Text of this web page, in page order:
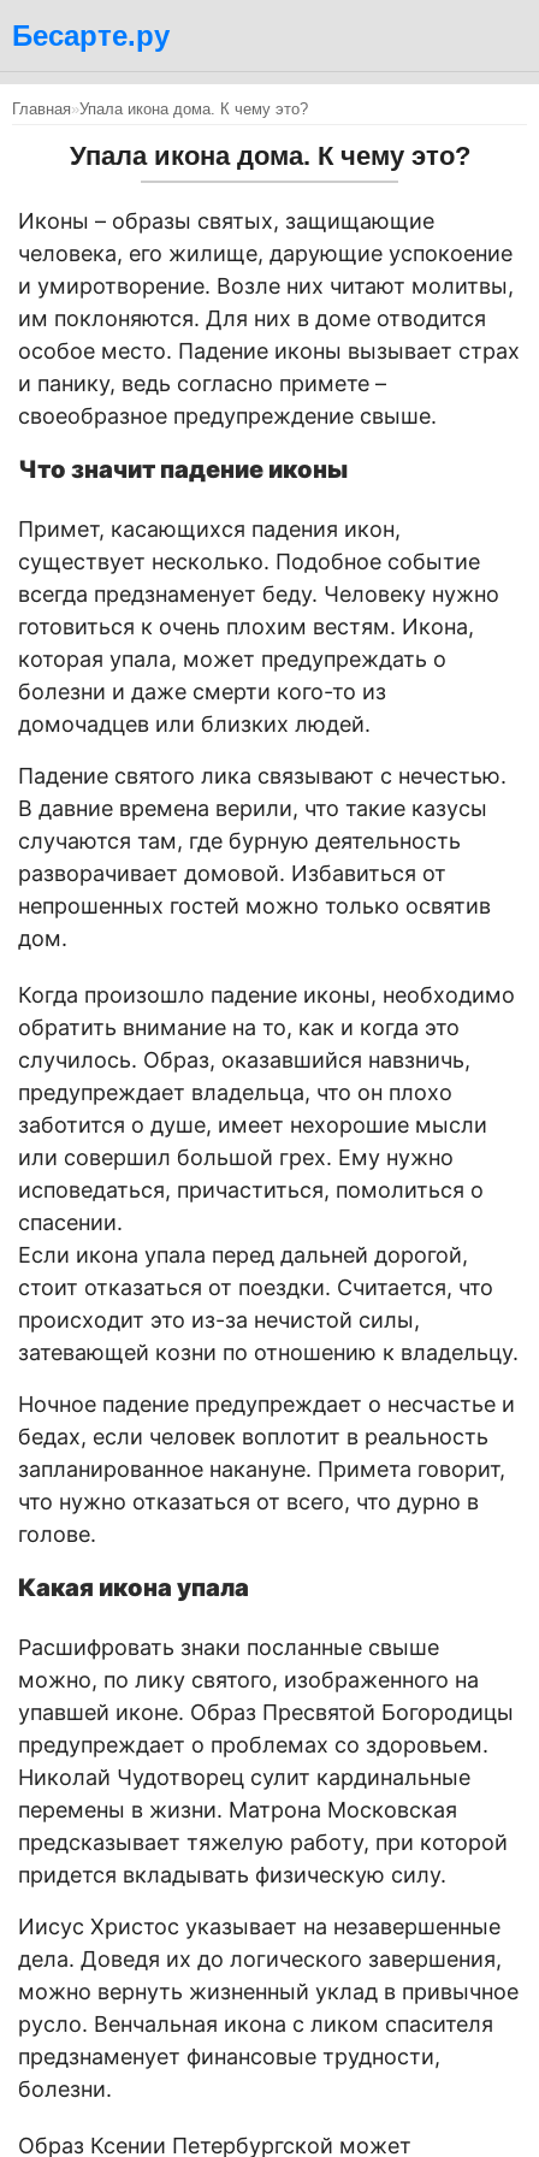
Бесарте.ру
Главная»Упала икона дома. К чему это?
Упала икона дома. К чему это?
Иконы – образы святых, защищающие
человека, его жилище, дарующие успокоение
и умиротворение. Возле них читают молитвы,
им поклоняются. Для них в доме отводится
особое место. Падение иконы вызывает страх
и панику, ведь согласно примете –
своеобразное предупреждение свыше.
Что значит падение иконы
Примет, касающихся падения икон,
существует несколько. Подобное событие
всегда предзнаменует беду. Человеку нужно
готовиться к очень плохим вестям. Икона,
которая упала, может предупреждать о
болезни и даже смерти кого-то из
домочадцев или близких людей.
Падение святого лика связывают с нечестью.
В давние времена верили, что такие казусы
случаются там, где бурную деятельность
разворачивает домовой. Избавиться от
непрошенных гостей можно только освятив
дом.
Когда произошло падение иконы, необходимо
обратить внимание на то, как и когда это
случилось. Образ, оказавшийся навзничь,
предупреждает владельца, что он плохо
заботится о душе, имеет нехорошие мысли
или совершил большой грех. Ему нужно
исповедаться, причаститься, помолиться о
спасении.
Если икона упала перед дальней дорогой,
стоит отказаться от поездки. Считается, что
происходит это из-за нечистой силы,
затевающей козни по отношению к владельцу.
Ночное падение предупреждает о несчастье и
бедах, если человек воплотит в реальность
запланированное накануне. Примета говорит,
что нужно отказаться от всего, что дурно в
голове.
Какая икона упала
Расшифровать знаки посланные свыше
можно, по лику святого, изображенного на
упавшей иконе. Образ Пресвятой Богородицы
предупреждает о проблемах со здоровьем.
Николай Чудотворец сулит кардинальные
перемены в жизни. Матрона Московская
предсказывает тяжелую работу, при которой
придется вкладывать физическую силу.
Иисус Христос указывает на незавершенные
дела. Доведя их до логического завершения,
можно вернуть жизненный уклад в привычное
русло. Венчальная икона с ликом спасителя
предзнаменует финансовые трудности,
болезни.
Образ Ксении Петербургской может